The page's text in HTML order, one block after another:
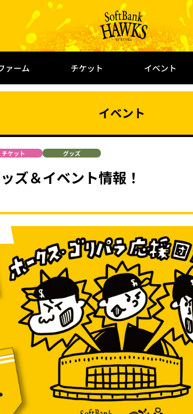
ァーム チケット イベント
イベント
チケット グッズ
ズ＆イベント情報！